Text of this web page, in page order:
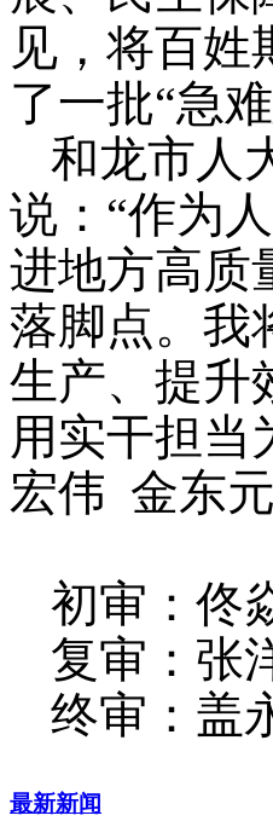
见，将百
了一批“急
和龙市人
说：“作为
进地方高质
落脚点。我
生产、提升
用实干担当
宏伟 金东元
初审：佟
复审：张
终审：盖
最新新闻